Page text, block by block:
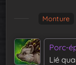
Monture
Porc-
Lié